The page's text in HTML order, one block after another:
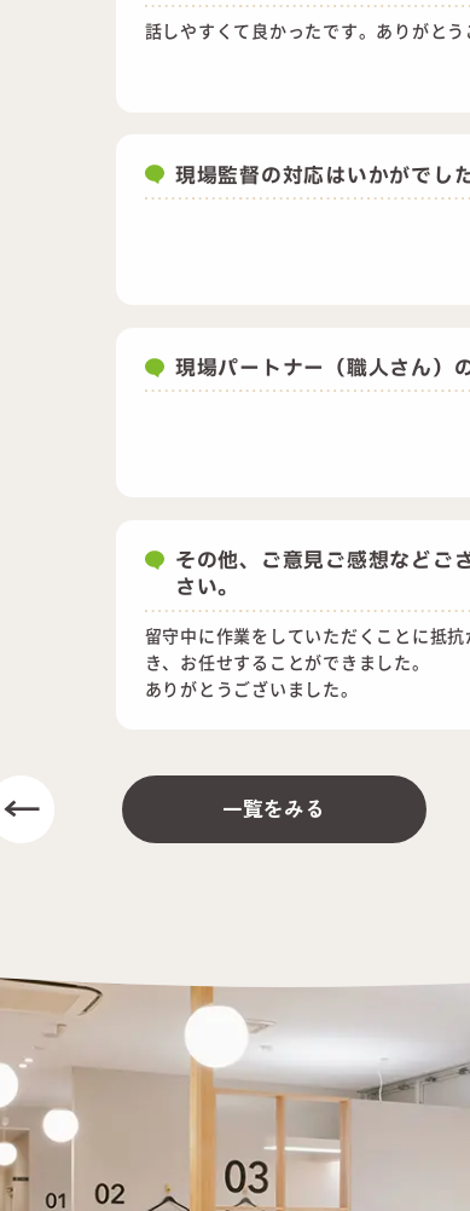
話しやすくて良かったです。ありがとう
現場監督の対応はいかがでし
現場パートナー（職人さん）
その他、ご意見ご感想などご
さい。
留守中に作業をしていただくことに抵
き、お任せすることができました。
ありがとうございました。
一覧をみる